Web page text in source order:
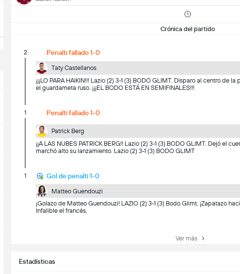
Crónica del partido
2 Penalti fallado 1-0
Taty Castellanos
¡¡¡LO PARA HAIKIN!!! Lazio (2) 3-1 (3) BODO GLIMT. Disparo al centro de
el guardameta ruso. ¡¡¡EL BODO ESTÁ EN SEMIFINALES!!!
1 Penalti fallado 1-0
Patrick Berg
¡¡A LAS NUBES PATRICK BERG!! Lazio (2) 3-1 (3) BODO GLIMT. Dejó el
marchó alto su lanzamiento. Lazio (2) 3-1 (3) BODO GLIMT
1 Gol de penalti 1-0
Matteo Guendouzi
¡Golazo de Matteo Guendouzi! LAZIO (2) 3-1 (3) Bodo Glimt. ¡Zapatazo
Infalible el francés.
Ver más
Estadísticas